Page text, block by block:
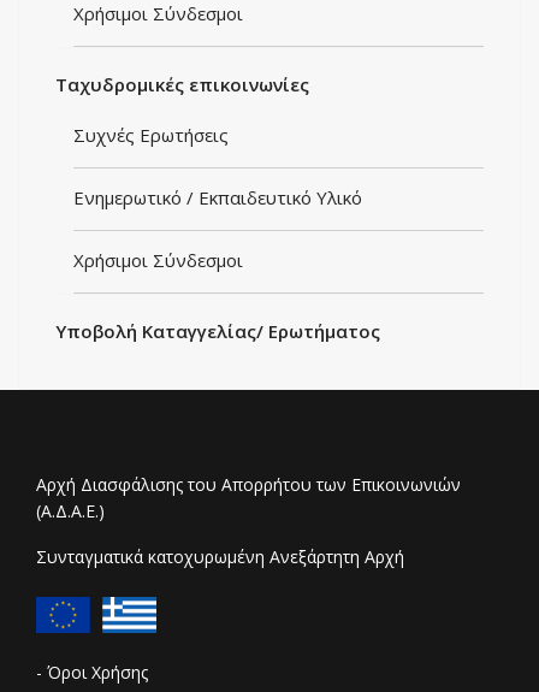
Χρήσιμοι Σύνδεσμοι
Ταχυδρομικές επικοινωνίες
Συχνές Ερωτήσεις
Ενημερωτικό / Εκπαιδευτικό Υλικό
Χρήσιμοι Σύνδεσμοι
Υποβολή Kαταγγελίας/ Eρωτήματος
Αρχή Διασφάλισης του Απορρήτου των Επικοινωνιών
(Α.Δ.Α.Ε.)
Συνταγματικά κατοχυρωμένη Ανεξάρτητη Αρχή
- Όροι Χρήσης